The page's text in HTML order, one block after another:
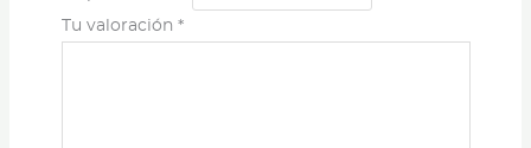
Tu valoración *